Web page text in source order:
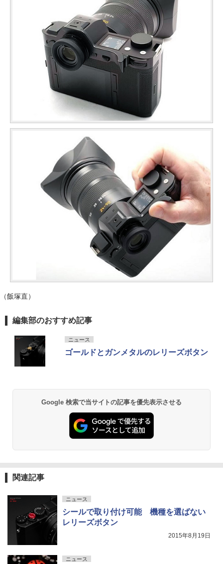
（飯塚直）
編集部のおすすめ記事
ニュース
ゴールドとガンメタルのレリーズボタン
Google 検索で当サイトの記事を優先表示させる
関連記事
ニュース
シールで取り付け可能 機種を選ばない
レリーズボタン
2015年8月19日
ニュース